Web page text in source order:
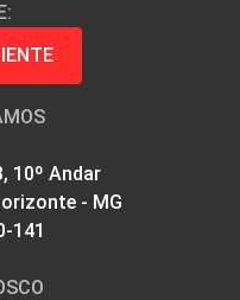
10º Andar
- MG
141